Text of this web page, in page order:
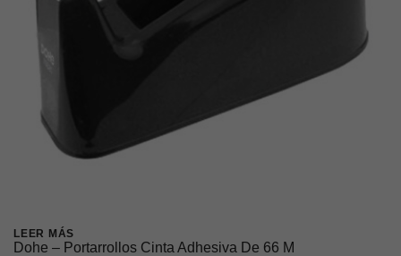
LEER MÁS
Dohe – Portarrollos Cinta Adhesiva De 66 M